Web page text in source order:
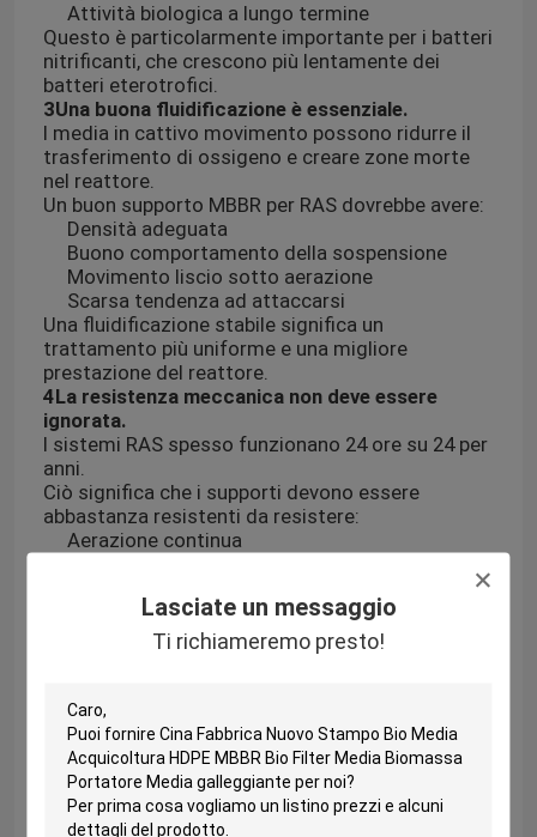
Lasciate un messaggio
Ti richiameremo presto!
Attività biologica a lungo termine
Questo è particolarmente importante per i batteri
nitrificanti, che crescono più lentamente dei
batteri eterotrofici.
3Una buona fluidificazione è essenziale.
I media in cattivo movimento possono ridurre il
trasferimento di ossigeno e creare zone morte
nel reattore.
Un buon supporto MBBR per RAS dovrebbe avere:
Densità adeguata
Buono comportamento della sospensione
Movimento liscio sotto aerazione
Scarsa tendenza ad attaccarsi
Una fluidificazione stabile significa un
trattamento più uniforme e una migliore
prestazione del reattore.
4La resistenza meccanica non deve essere
ignorata.
I sistemi RAS spesso funzionano 24 ore su 24 per
anni.
Ciò significa che i supporti devono essere
abbastanza resistenti da resistere:
Aerazione continua
I supporti di bassa qualità possono rompersi,
deformarsi o perdere prestazioni nel tempo.
5. La corrispondenza dei progetti è più
I vari progetti RAS presentano requisiti diversi a
seconda di:
Specie di pesci
Densità di magazzino
Carico di alimentazione
Tasso di cambio dell'acqua